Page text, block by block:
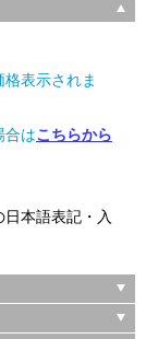
表示されま
合はこちらから
日本語表記・入